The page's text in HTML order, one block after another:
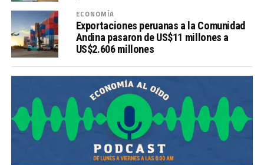
ECONOMÍA
Exportaciones peruanas a la Comunidad
Andina pasaron de US$11 millones a
US$2.606 millones